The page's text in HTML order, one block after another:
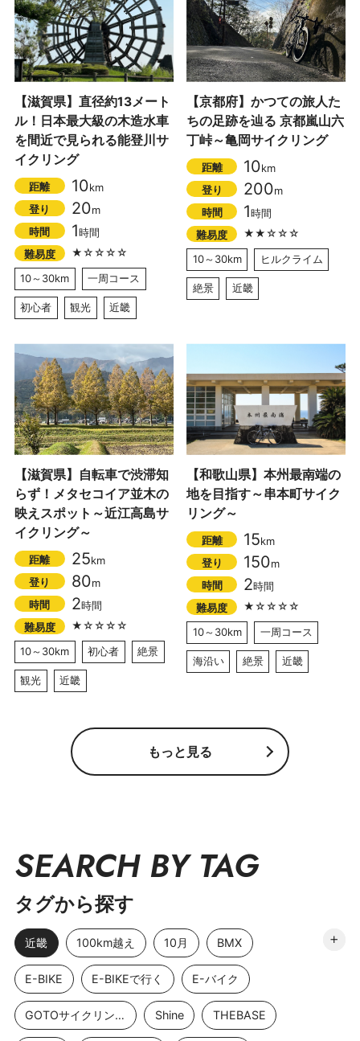
【滋賀県】直径約13メート
ル！日本最大級の木造水車
を間近で見られる能登川サ
イクリング
距離 10km
登り
20m
時間
1時間
難易度
★☆☆☆☆
10～30km
一周コース
初心者 観光 近畿
【京都府】かつての旅人た
ちの足跡を辿る 京都嵐山六
丁峠～亀岡サイクリング
距離 10km
登り
200m
時間
1時間
難易度
★★☆☆☆
10～30km
ヒルクライム
絶景 近畿
【滋賀県】自転車で渋滞知
らず！メタセコイア並木の
映えスポット～近江高島サ
イクリング～
距離 25km
登り
80m
時間
2時間
難易度
★☆☆☆☆
10～30km
初心者 絶景
観光 近畿
【和歌山県】本州最南端の
地を目指す～串本町サイク
リング～
距離 15km
登り
150m
時間
2時間
難易度
★☆☆☆☆
10～30km
一周コース
海沿い 絶景 近畿
もっと見る
SEARCH BY TAG
タグから探す
近畿 100km越え 10月 BMX
E-BIKE E-BIKEで行く E-バイク
GOTOサイクリングスポット Shine THEBASE